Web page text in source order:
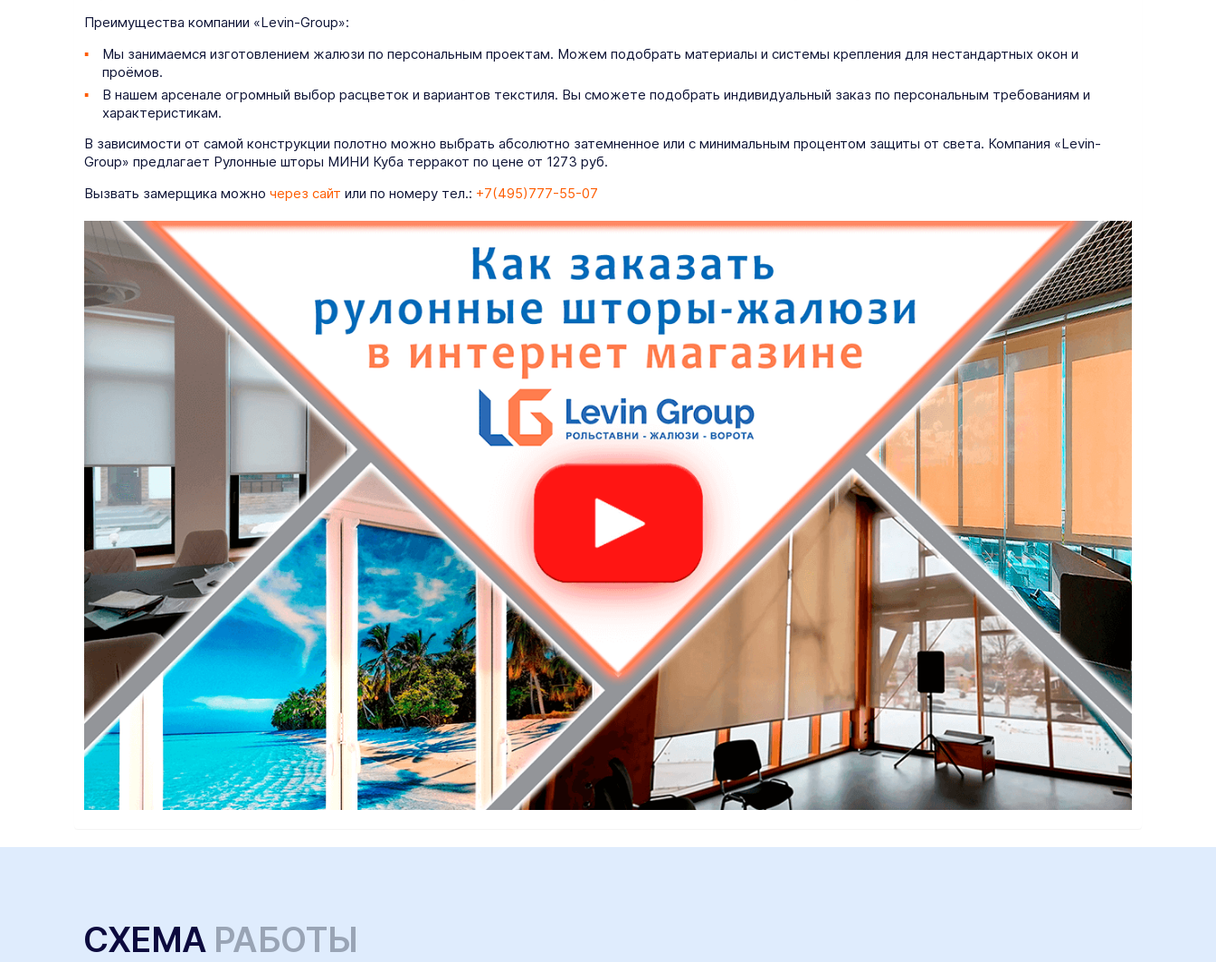
Преимущества компании «Levin-Group»:
Мы занимаемся изготовлением жалюзи по персональным проектам. Можем подобрать материалы и системы крепления для нестандартных окон и
проёмов.
В нашем арсенале огромный выбор расцветок и вариантов текстиля. Вы сможете подобрать индивидуальный заказ по персональным требованиям и
характеристикам.
В зависимости от самой конструкции полотно можно выбрать абсолютно затемненное или с минимальным процентом защиты от света. Компания «Levin-
Group» предлагает Рулонные шторы МИНИ Куба терракот по цене от 1273 руб.
Вызвать замерщика можно через сайт или по номеру тел.: +7(495)777-55-07
СХЕМА РАБОТЫ